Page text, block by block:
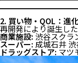
2. 買い物・QOL：進
再開発により誕生し
商業施設:渋谷スクラ
スーパー: 成城石井
ドラッグストア:マツ